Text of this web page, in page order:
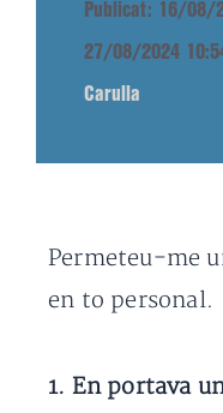
Publicat: 16/08/
27/08/2024
Carulla
Permeteu-me
en to personal.
1. En portava